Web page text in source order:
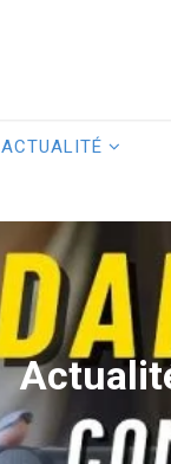
ACTUALITÉ